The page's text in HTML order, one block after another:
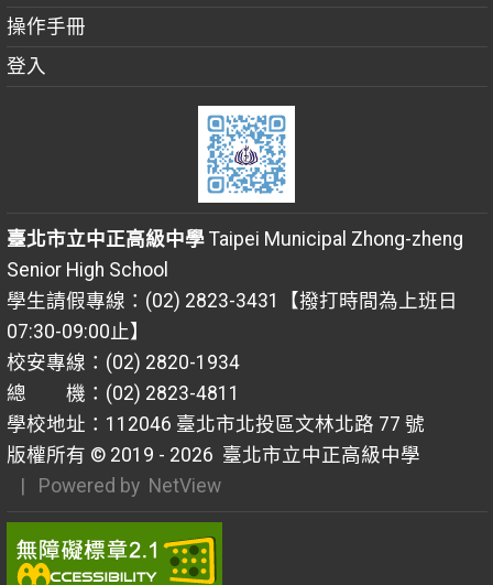
操作手冊
登入
臺北市立中正高級中學Taipei Municipal Zhong-zheng
Senior High School
學生請假專線：(02) 2823-3431【撥打時間為上班日
07:30-09:00止】
校安專線：(02) 2820-1934
總 機：(02) 2823-4811
學校地址：112046 臺北市北投區文林北路 77 號
版權所有 © 2019 - 2026 臺北市立中正高級中學
| Powered by NetView